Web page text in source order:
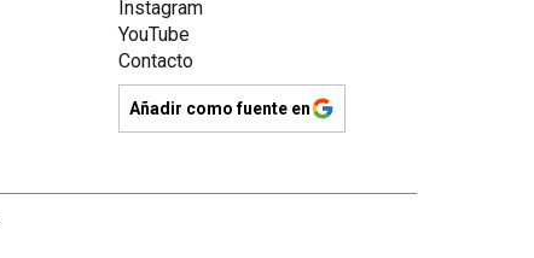
Instagram
YouTube
Contacto
Añadir como fuente en